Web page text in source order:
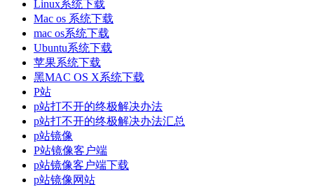
Linux系统下载
Mac os 系统下载
mac os系统下载
Ubuntu系统下载
苹果系统下载
黑MAC OS X系统下载
P站
p站打不开的终极解决办法
p站打不开的终极解决办法汇总
p站镜像
P站镜像客户端
p站镜像客户端下载
p站镜像网站